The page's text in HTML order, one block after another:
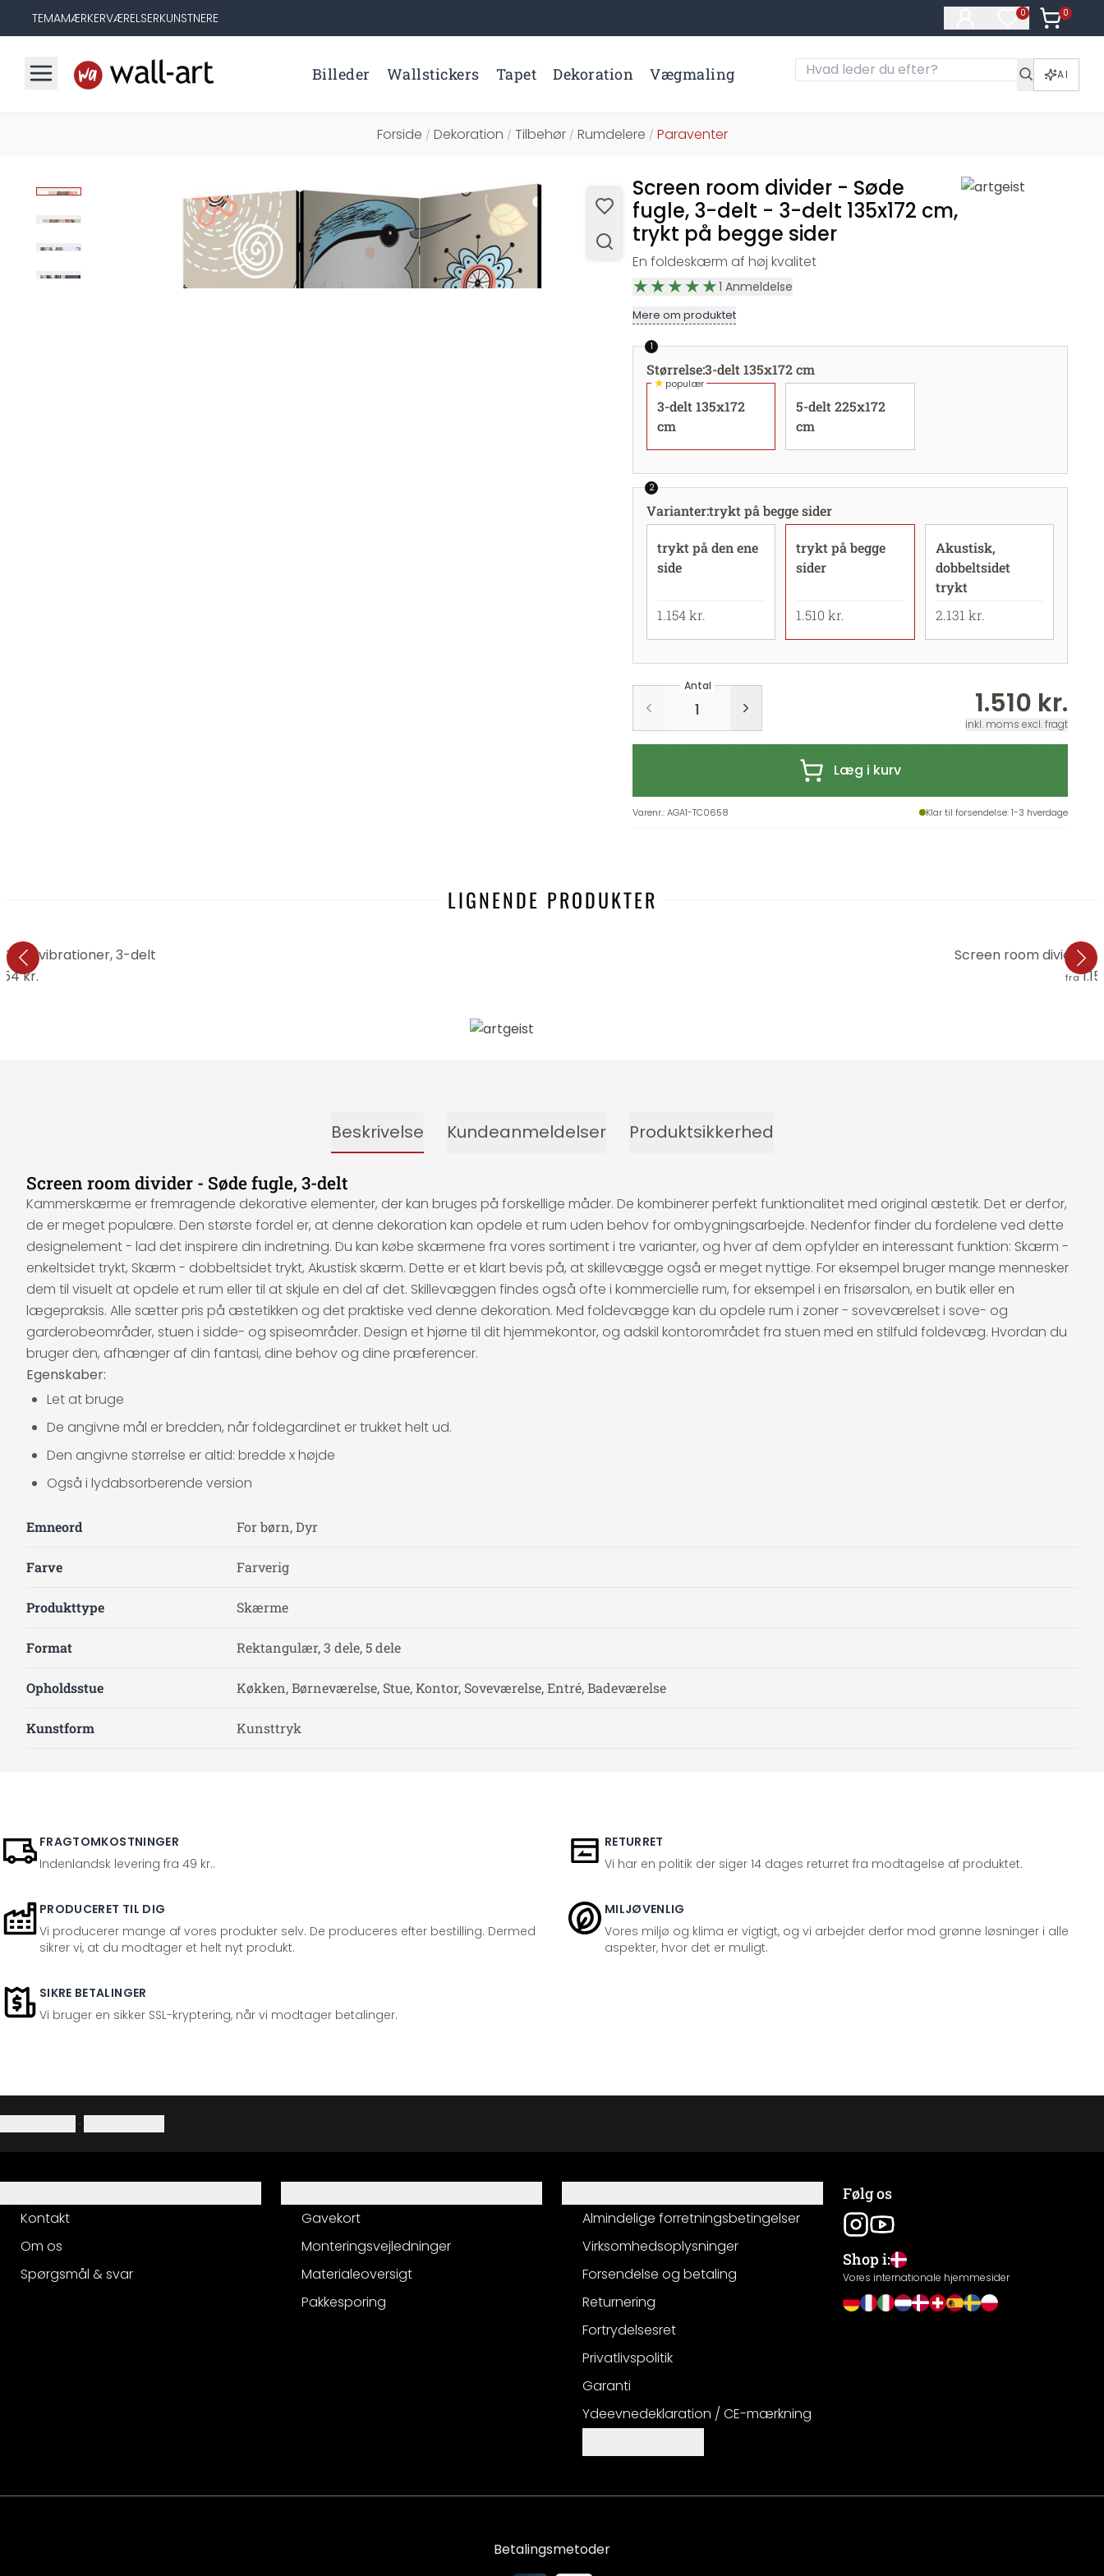
TEMAMÆRKERVÆRELSERKUNSTNERE 0
Varer på
0
Varer i
Billeder Wallstickers Tapet Dekoration Vægmaling AI
Forside / Dekoration / Tilbehør/ Rumdelere / Paraventer
Screen room divider - Søde
fugle, 3-delt - 3-delt 135x172 cm,
trykt på begge sider
En foldeskærm af høj kvalitet
1 Anmeldelse
Mere om produktet
1
Størrelse:3-delt 135x172 cm
★populær
3-delt 135x172
cm
5-delt 225x172
cm
2
Varianter:trykt på begge sider
trykt på den ene
side
1.154 kr.
trykt på begge
sider
1.510 kr.
Akustisk,
dobbeltsidet
trykt
2.131 kr.
Antal
1.510 kr.
inkl. moms excl. fragt
Læg i kurv
Varenr.:AGA1-TC0658 Klar til forsendelse: 1-3 hverdage
LIGNENDE PRODUKTER
3-delt
kr.
Screen room divider -
fra
Beskrivelse Kundeanmeldelser Produktsikkerhed
Screen room divider - Søde fugle, 3-delt
Kammerskærme er fremragende dekorative elementer, der kan bruges på forskellige måder. De kombinerer perfekt funktionalitet med original æstetik. Det er derfor,
de er meget populære. Den største fordel er, at denne dekoration kan opdele et rum uden behov for ombygningsarbejde. Nedenfor finder du fordelene ved dette
designelement - lad det inspirere din indretning. Du kan købe skærmene fra vores sortiment i tre varianter, og hver af dem opfylder en interessant funktion: Skærm -
enkeltsidet trykt, Skærm - dobbeltsidet trykt, Akustisk skærm. Dette er et klart bevis på, at skillevægge også er meget nyttige. For eksempel bruger mange mennesker
dem til visuelt at opdele et rum eller til at skjule en del af det. Skillevæggen findes også ofte i kommercielle rum, for eksempel i en frisørsalon, en butik eller en
lægepraksis. Alle sætter pris på æstetikken og det praktiske ved denne dekoration. Med foldevægge kan du opdele rum i zoner - soveværelset i sove- og
garderobeområder, stuen i sidde- og spiseområder. Design et hjørne til dit hjemmekontor, og adskil kontorområdet fra stuen med en stilfuld foldevæg. Hvordan du
bruger den, afhænger af din fantasi, dine behov og dine præferencer.
Egenskaber:
Let at bruge
De angivne mål er bredden, når foldegardinet er trukket helt ud.
Den angivne størrelse er altid: bredde x højde
Også i lydabsorberende version
Emneord For børn, Dyr
Farve Farverig
Produkttype Skærme
Format Rektangulær, 3 dele, 5 dele
Opholdsstue Køkken, Børneværelse, Stue, Kontor, Soveværelse, Entré, Badeværelse
Kunstform Kunsttryk
FRAGTOMKOSTNINGER
Indenlandsk levering fra 49 kr..
RETURRET
Vi har en politik der siger 14 dages returret fra modtagelse af produktet.
PRODUCERET TIL DIG
Vi producerer mange af vores produkter selv. De produceres efter bestilling. Dermed
sikrer vi, at du modtager et helt nyt produkt.
MILJØVENLIG
Vores miljø og klima er vigtigt, og vi arbejder derfor mod grønne løsninger i alle
aspekter, hvor det er muligt.
SIKRE BETALINGER
Vi bruger en sikker SSL-kryptering, når vi modtager betalinger.
·
Kontakt
Om os
Spørgsmål & svar
Gavekort
Monteringsvejledninger
Materialeoversigt
Pakkesporing
Almindelige forretningsbetingelser
Virksomhedsoplysninger
Forsendelse og betaling
Returnering
Fortrydelsesret
Privatlivspolitik
Garanti
Ydeevnedeklaration / CE-mærkning
Følg os
Shop i:
Vores internationale hjemmesider
Betalingsmetoder